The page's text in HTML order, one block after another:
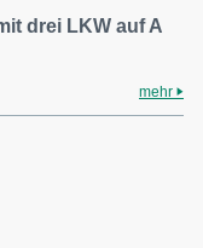
drei LKW auf A
mehr